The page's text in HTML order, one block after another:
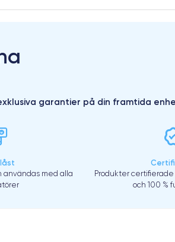
garantier på din framtida
användas med alla
Produkter
och 100 %